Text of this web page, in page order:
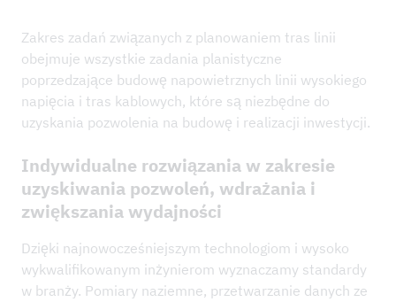
ZRÓWNOWAŻONY ROZWÓJ I IMS
KONTAKT
DO POBRANIA
Zakres zadań związanych z planowaniem tras linii
obejmuje wszystkie zadania planistyczne
poprzedzające budowę napowietrznych linii wysokiego
napięcia i tras kablowych, które są niezbędne do
uzyskania pozwolenia na budowę i realizacji inwestycji.
Indywidualne rozwiązania w zakresie
uzyskiwania pozwoleń, wdrażania i
zwiększania wydajności
Dzięki najnowocześniejszym technologiom i wysoko
wykwalifikowanym inżynierom wyznaczamy standardy
w branży. Pomiary naziemne, przetwarzanie danych ze